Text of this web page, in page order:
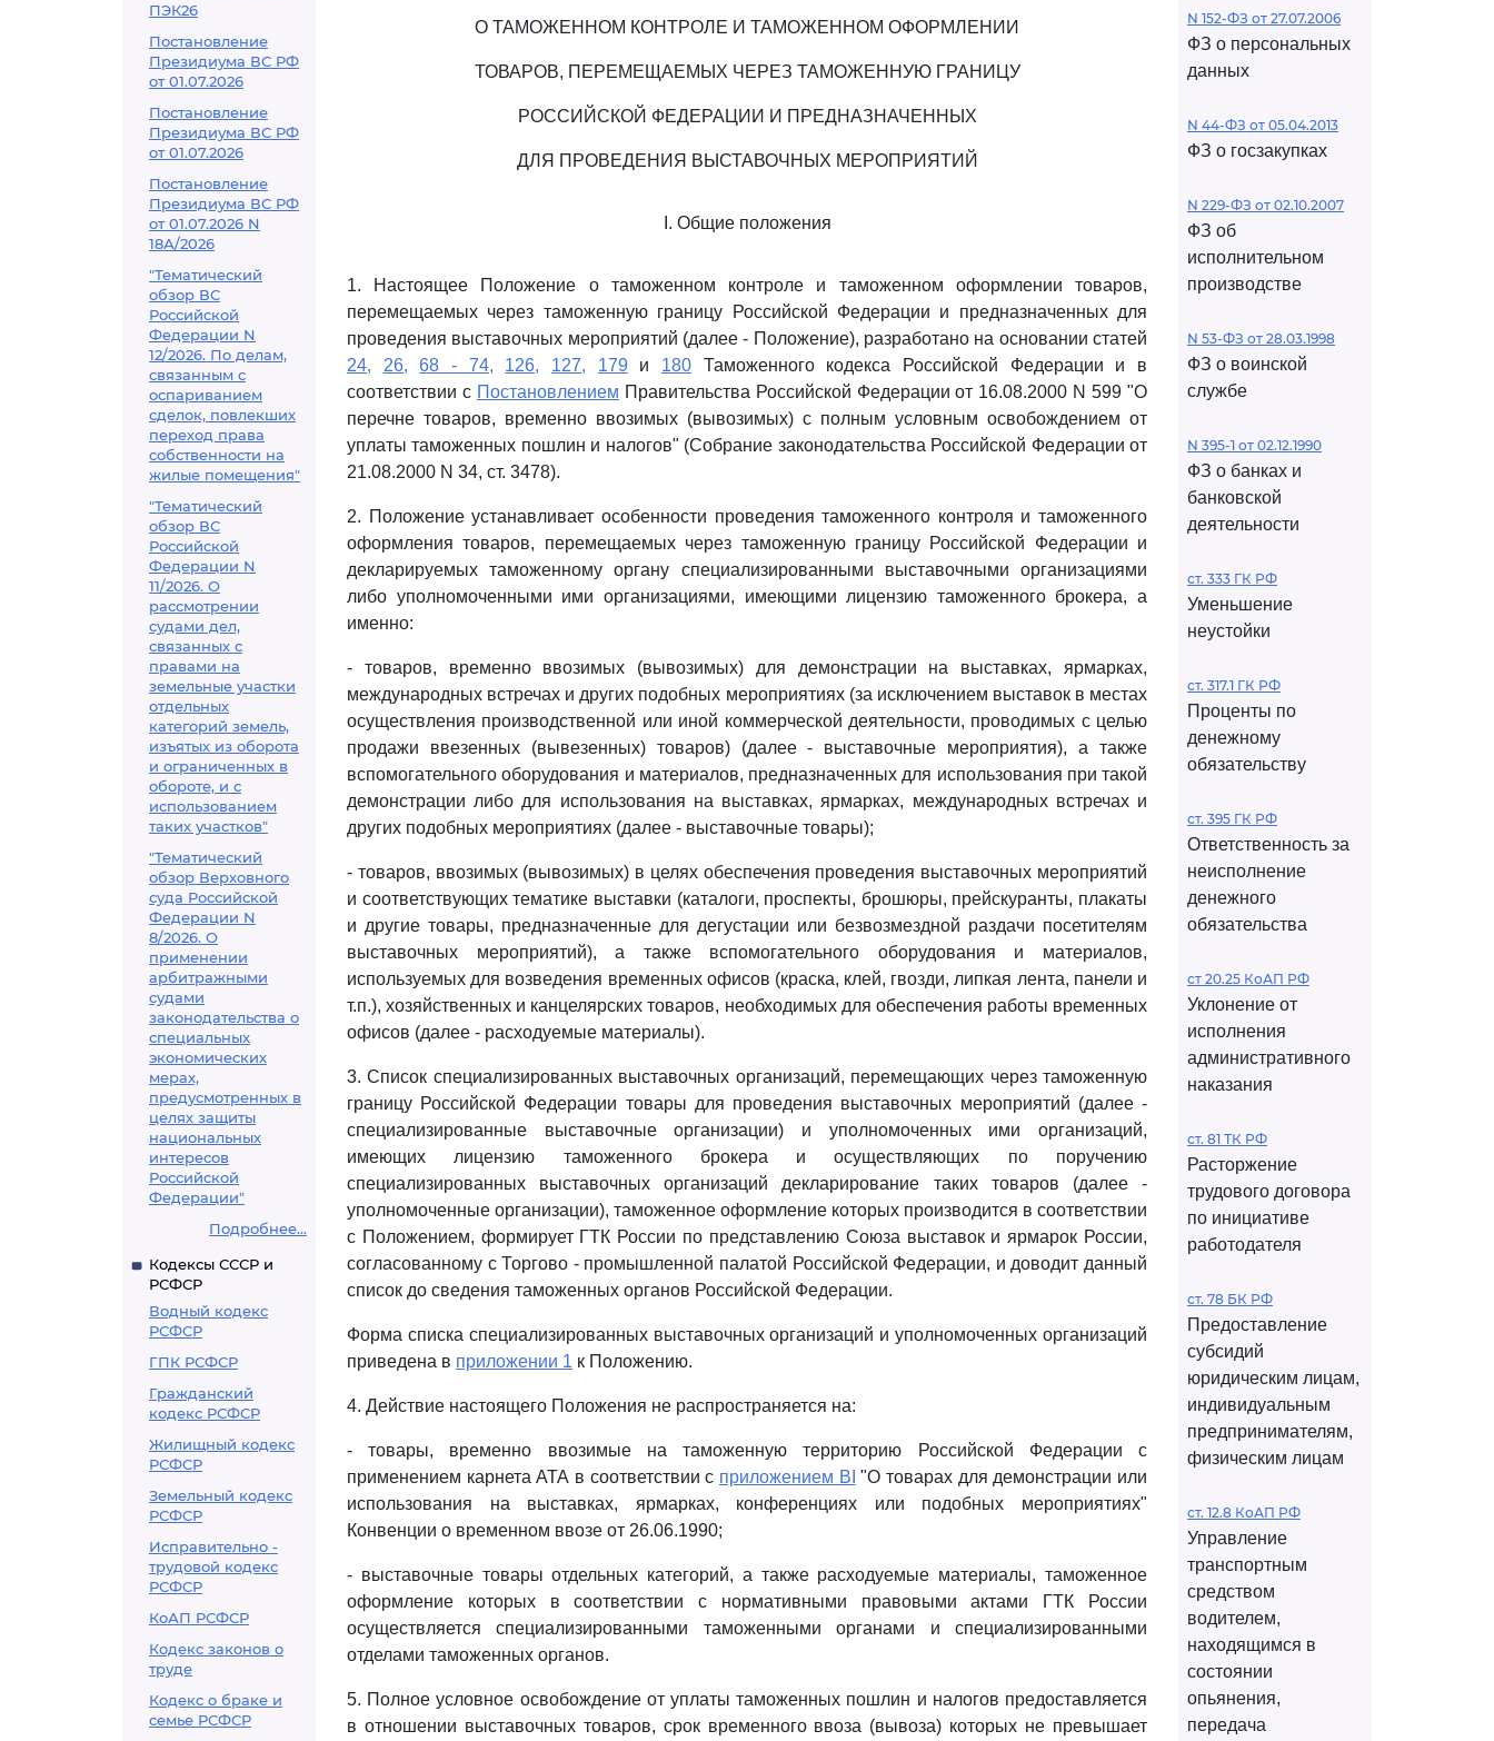
ПЭК26
Постановление
Президиума ВС РФ
от 01.07.2026
Постановление
Президиума ВС РФ
от 01.07.2026
Постановление
Президиума ВС РФ
от 01.07.2026 N
18А/2026
"Тематический
обзор ВС
Российской
Федерации N
12/2026. По делам,
связанным с
оспариванием
сделок, повлекших
переход права
собственности на
жилые помещения"
"Тематический
обзор ВС
Российской
Федерации N
11/2026. О
рассмотрении
судами дел,
связанных с
правами на
земельные участки
отдельных
категорий земель,
изъятых из оборота
и ограниченных в
обороте, и с
использованием
таких участков"
"Тематический
обзор Верховного
суда Российской
Федерации N
8/2026. О
применении
арбитражными
судами
законодательства о
специальных
экономических
мерах,
предусмотренных в
целях защиты
национальных
интересов
Российской
Федерации"
Подробнее...
Кодексы СССР и
РСФСР
Водный кодекс
РСФСР
ГПК РСФСР
Гражданский
кодекс РСФСР
Жилищный кодекс
РСФСР
Земельный кодекс
РСФСР
Исправительно -
трудовой кодекс
РСФСР
КоАП РСФСР
Кодекс законов о
труде
Кодекс о браке и
семье РСФСР
О ТАМОЖЕННОМ КОНТРОЛЕ И ТАМОЖЕННОМ ОФОРМЛЕНИИ
ТОВАРОВ, ПЕРЕМЕЩАЕМЫХ ЧЕРЕЗ ТАМОЖЕННУЮ ГРАНИЦУ
РОССИЙСКОЙ ФЕДЕРАЦИИ И ПРЕДНАЗНАЧЕННЫХ
ДЛЯ ПРОВЕДЕНИЯ ВЫСТАВОЧНЫХ МЕРОПРИЯТИЙ
I. Общие положения
1. Настоящее Положение о таможенном контроле и таможенном оформлении товаров,
перемещаемых через таможенную границу Российской Федерации и предназначенных для
проведения выставочных мероприятий (далее - Положение), разработано на основании статей
24,
26, 68 - 74, 126, 127, 179 и 180 Таможенного кодекса Российской Федерации и в
соответствии с Постановлением Правительства Российской Федерации от 16.08.2000 N 599 "О
перечне товаров, временно ввозимых (вывозимых) с полным условным освобождением от
уплаты таможенных пошлин и налогов" (Собрание законодательства Российской Федерации от
21.08.2000 N 34, ст. 3478).
2. Положение устанавливает особенности проведения таможенного контроля и таможенного
оформления товаров, перемещаемых через таможенную границу Российской Федерации и
декларируемых таможенному органу специализированными выставочными организациями
либо уполномоченными ими организациями, имеющими лицензию таможенного брокера, а
именно:
- товаров, временно ввозимых (вывозимых) для демонстрации на выставках, ярмарках,
международных встречах и других подобных мероприятиях (за исключением выставок в местах
осуществления производственной или иной коммерческой деятельности, проводимых с целью
продажи ввезенных (вывезенных) товаров) (далее - выставочные мероприятия), а также
вспомогательного оборудования и материалов, предназначенных для использования при такой
демонстрации либо для использования на выставках, ярмарках, международных встречах и
других подобных мероприятиях (далее - выставочные товары);
- товаров, ввозимых (вывозимых) в целях обеспечения проведения выставочных мероприятий
и соответствующих тематике выставки (каталоги, проспекты, брошюры, прейскуранты, плакаты
и другие товары, предназначенные для дегустации или безвозмездной раздачи посетителям
выставочных мероприятий), а также вспомогательного оборудования и материалов,
используемых для возведения временных офисов (краска, клей, гвозди, липкая лента, панели и
т.п.), хозяйственных и канцелярских товаров, необходимых для обеспечения работы временных
офисов (далее - расходуемые материалы).
3. Список специализированных выставочных организаций, перемещающих через таможенную
границу Российской Федерации товары для проведения выставочных мероприятий (далее -
специализированные выставочные организации) и уполномоченных ими организаций,
имеющих лицензию таможенного брокера и осуществляющих по поручению
специализированных выставочных организаций декларирование таких товаров (далее -
уполномоченные организации), таможенное оформление которых производится в соответствии
с Положением, формирует ГТК России по представлению Союза выставок и ярмарок России,
согласованному с Торгово - промышленной палатой Российской Федерации, и доводит данный
список до сведения таможенных органов Российской Федерации.
Форма списка специализированных выставочных организаций и уполномоченных организаций
приведена в приложении 1 к Положению.
4. Действие настоящего Положения не распространяется на:
- товары, временно ввозимые на таможенную территорию Российской Федерации с
применением карнета АТА в соответствии с приложением BI "О товарах для демонстрации или
использования на выставках, ярмарках, конференциях или подобных мероприятиях"
Конвенции о временном ввозе от 26.06.1990;
- выставочные товары отдельных категорий, а также расходуемые материалы, таможенное
оформление которых в соответствии с нормативными правовыми актами ГТК России
осуществляется специализированными таможенными органами и специализированными
отделами таможенных органов.
5. Полное условное освобождение от уплаты таможенных пошлин и налогов предоставляется
в отношении выставочных товаров, срок временного ввоза (вывоза) которых не превышает
N 152-ФЗ от 27.07.2006
ФЗ о персональных
данных
N 44-ФЗ от 05.04.2013
ФЗ о госзакупках
N 229-ФЗ от 02.10.2007
ФЗ об
исполнительном
производстве
N 53-ФЗ от 28.03.1998
ФЗ о воинской
службе
N 395-1 от 02.12.1990
ФЗ о банках и
банковской
деятельности
ст. 333 ГК РФ
Уменьшение
неустойки
ст. 317.1 ГК РФ
Проценты по
денежному
обязательству
ст. 395 ГК РФ
Ответственность за
неисполнение
денежного
обязательства
ст 20.25 КоАП РФ
Уклонение от
исполнения
административного
наказания
ст. 81 ТК РФ
Расторжение
трудового договора
по инициативе
работодателя
ст. 78 БК РФ
Предоставление
субсидий
юридическим лицам,
индивидуальным
предпринимателям,
физическим лицам
ст. 12.8 КоАП РФ
Управление
транспортным
средством
водителем,
находящимся в
состоянии
опьянения,
передача